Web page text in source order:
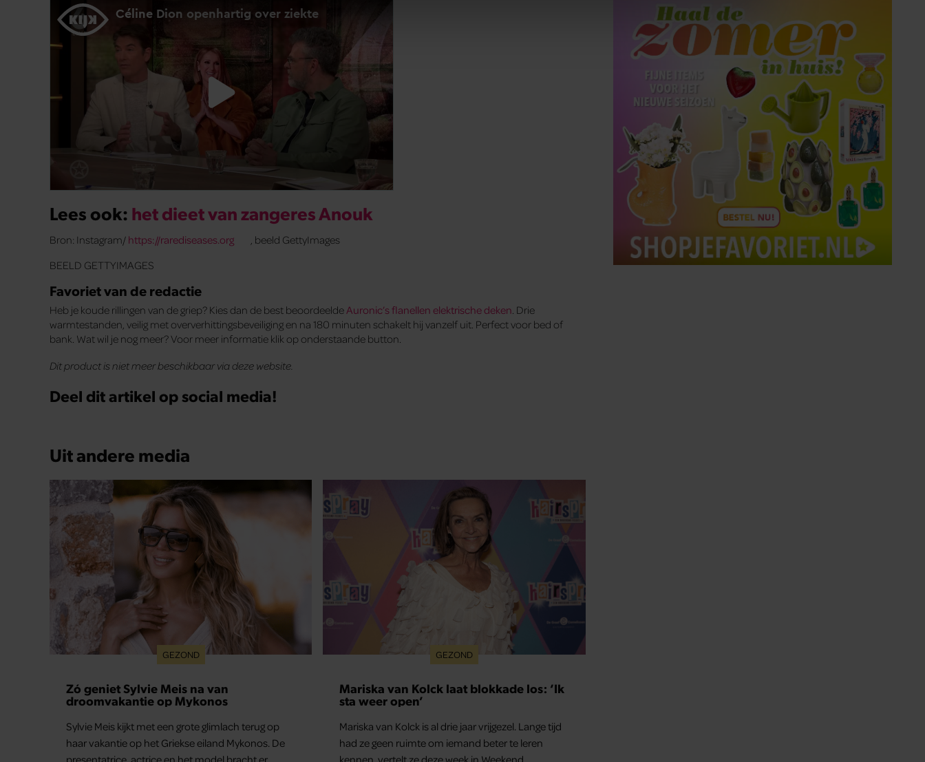
websiteverkeer te analyseren. Ook delen we informatie over uw gebruik van onze site met onze partners voor social
media, adverteren en analyse. Deze partners kunnen deze gegevens combineren met andere informatie die u aan ze heeft
verstrekt of die ze hebben verzameld op basis van uw gebruik van hun services. U gaat akkoord met onze cookies als u
onze website blijft gebruiken.
Lees ook: het dieet van zangeres Anouk
Bron: Instagram/ https://rarediseases.org
, beeld GettyImages
BEELD GETTYIMAGES
Favoriet van de redactie
Heb je koude rillingen van de griep? Kies dan de best beoordeeldeAuronic’s flanellen elektrische deken. Drie
warmtestanden, veilig met oververhittingsbeveiliging en na 180 minuten schakelt hij vanzelf uit. Perfect voor bed of
bank. Wat wil je nog meer? Voor meer informatie klik op onderstaande button.
Dit product is niet meer beschikbaar via deze website.
Deel dit artikel op social media!
Uit andere media
GEZOND
Zó geniet Sylvie Meis na van
droomvakantie op Mykonos
Sylvie Meis kijkt met een grote glimlach terug op
haar vakantie op het Griekse eiland Mykonos. De
presentatrice, actrice en het model bracht er
GEZOND
Mariska van Kolck laat blokkade los: ‘Ik
sta weer open’
Mariska van Kolck is al drie jaar vrijgezel. Lange tijd
had ze geen ruimte om iemand beter te leren
kennen, vertelt ze deze week in Weekend.